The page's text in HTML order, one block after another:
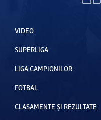
VIDEO
SUPERLIGA
LIGA CAMPIONILOR
FOTBAL
CLASAMENTE ȘI REZULTATE